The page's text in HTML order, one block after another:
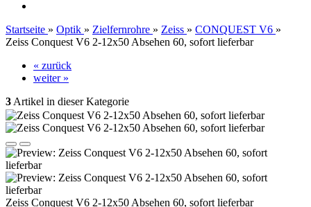
Startseite » Optik » Zielfernrohre » Zeiss » CONQUEST V6 »
Zeiss Conquest V6 2-12x50 Absehen 60, sofort lieferbar
« zurück
weiter »
3 Artikel in dieser Kategorie
Zeiss Conquest V6 2-12x50 Absehen 60, sofort lieferbar